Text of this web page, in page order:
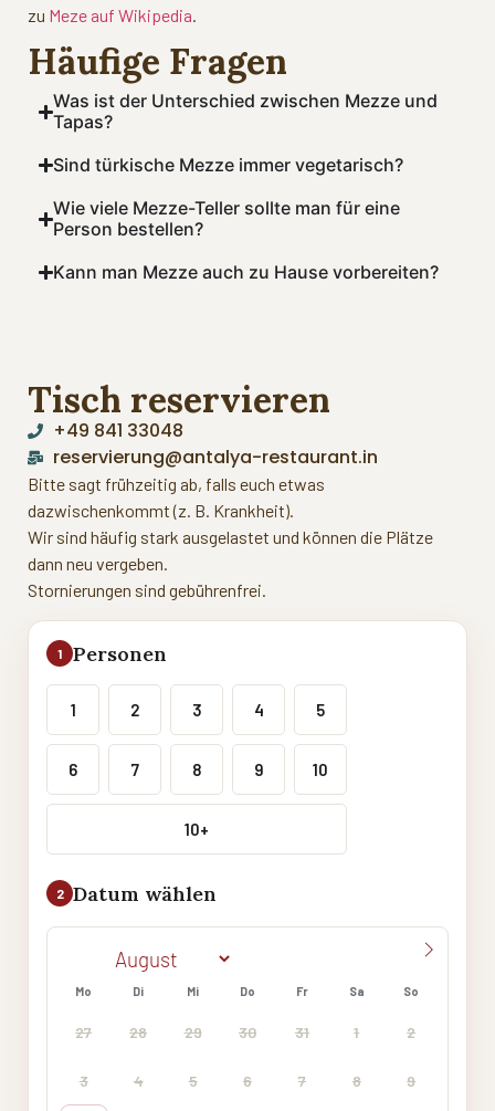
zu Meze auf Wikipedia
Häufige Fragen
Was ist der Unterschied zwischen Mezze und
Tapas?
Sind türkische Mezze immer vegetarisch?
Wie viele Mezze-Teller sollte man für eine
Person bestellen?
Kann man Mezze auch zu Hause vorbereiten?
Tisch reservieren
+49 841 33048
reservierung@antalya-restaurant.in
Bitte sagt frühzeitig ab, falls euch etwas
dazwischenkommt (z. B. Krankheit).
Wir sind häufig stark ausgelastet und können die Plätze
dann neu vergeben.
Stornierungen sind gebührenfrei.
1 Personen
1 2 3 4 5
6 7 8 9 10
10+
2 Datum wählen
Mo Di Mi Do Fr Sa So
27 28 29 30 31 1 2
3 4 5 6 7 8 9